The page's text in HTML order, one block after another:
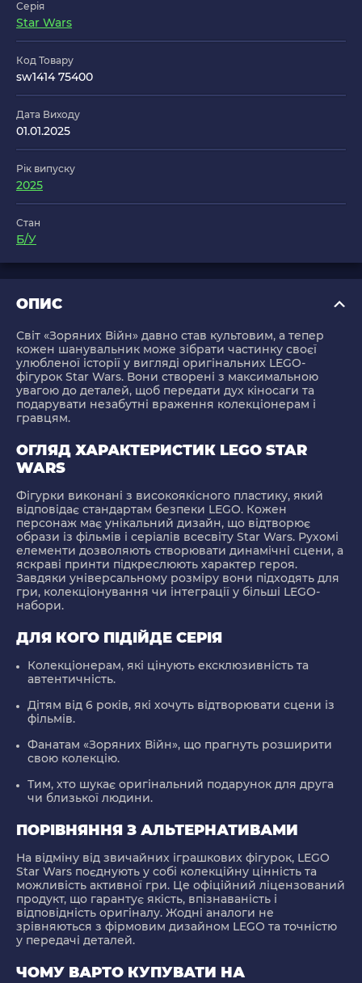
Серія
Star Wars
Код Товару
sw1414 75400
Дата Виходу
01.01.2025
Рік випуску
2025
Стан
Б/У
ОПИС
Світ «Зоряних Війн» давно став культовим, а тепер
кожен шанувальник може зібрати частинку своєї
улюбленої історії у вигляді оригінальних LEGO-
фігурок Star Wars. Вони створені з максимальною
увагою до деталей, щоб передати дух кіносаги та
подарувати незабутні враження колекціонерам і
гравцям.
ОГЛЯД ХАРАКТЕРИСТИК LEGO STAR
WARS
Фігурки виконані з високоякісного пластику, який
відповідає стандартам безпеки LEGO. Кожен
персонаж має унікальний дизайн, що відтворює
образи із фільмів і серіалів всесвіту Star Wars. Рухомі
елементи дозволяють створювати динамічні сцени, а
яскраві принти підкреслюють характер героя.
Завдяки універсальному розміру вони підходять для
гри, колекціонування чи інтеграції у більші LEGO-
набори.
ДЛЯ КОГО ПІДІЙДЕ СЕРІЯ
Колекціонерам, які цінують ексклюзивність та
автентичність.
Дітям від 6 років, які хочуть відтворювати сцени із
фільмів.
Фанатам «Зоряних Війн», що прагнуть розширити
свою колекцію.
Тим, хто шукає оригінальний подарунок для друга
чи близької людини.
ПОРІВНЯННЯ З АЛЬТЕРНАТИВАМИ
На відміну від звичайних іграшкових фігурок, LEGO
Star Wars поєднують у собі колекційну цінність та
можливість активної гри. Це офіційний ліцензований
продукт, що гарантує якість, впізнаваність і
відповідність оригіналу. Жодні аналоги не
зрівняються з фірмовим дизайном LEGO та точністю
у передачі деталей.
ЧОМУ ВАРТО КУПУВАТИ НА